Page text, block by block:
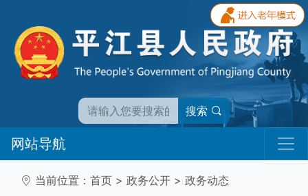
搜索
网站导航
当前位置： 首页 > 政务公开 > 政务动态